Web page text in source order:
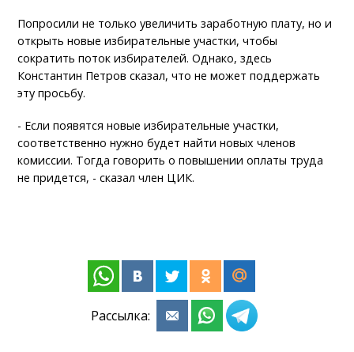
Попросили не только увеличить заработную плату, но и
открыть новые избирательные участки, чтобы
сократить поток избирателей. Однако, здесь
Константин Петров сказал, что не может поддержать
эту просьбу.
- Если появятся новые избирательные участки,
соответственно нужно будет найти новых членов
комиссии. Тогда говорить о повышении оплаты труда
не придется, - сказал член ЦИК.
Рассылка: